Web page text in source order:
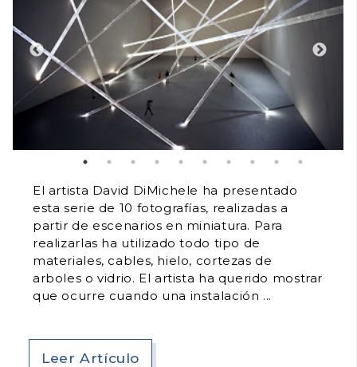
El artista David DiMichele ha presentado
esta serie de 10 fotografías, realizadas a
partir de escenarios en miniatura. Para
realizarlas ha utilizado todo tipo de
materiales, cables, hielo, cortezas de
arboles o vidrio. El artista ha querido mostrar
que ocurre cuando una instalación
Leer Artículo